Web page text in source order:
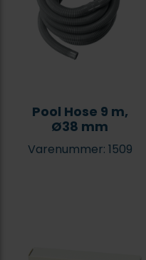
Pool Hose 9 m,
Ø38 mm
Varenummer: 1509